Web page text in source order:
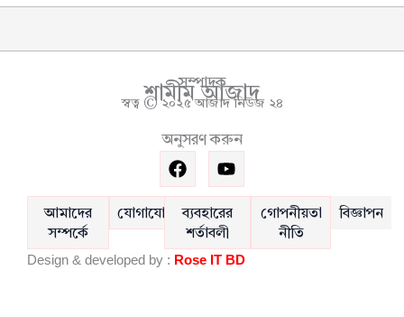
সম্পাদক
শামীম আজাদ
স্বত্ব © ২০২৫ আজাদ নিউজ ২৪
অনুসরণ করুন
F
a
c
e
b
o
o
Y
o
u
t
u
b
e
আমাদের
সম্পর্কে
যোগাযোগ
ব্যবহারের
শর্তাবলী
গোপনীয়তা
নীতি
বিজ্ঞাপন
Design & developed by : Rose IT BD